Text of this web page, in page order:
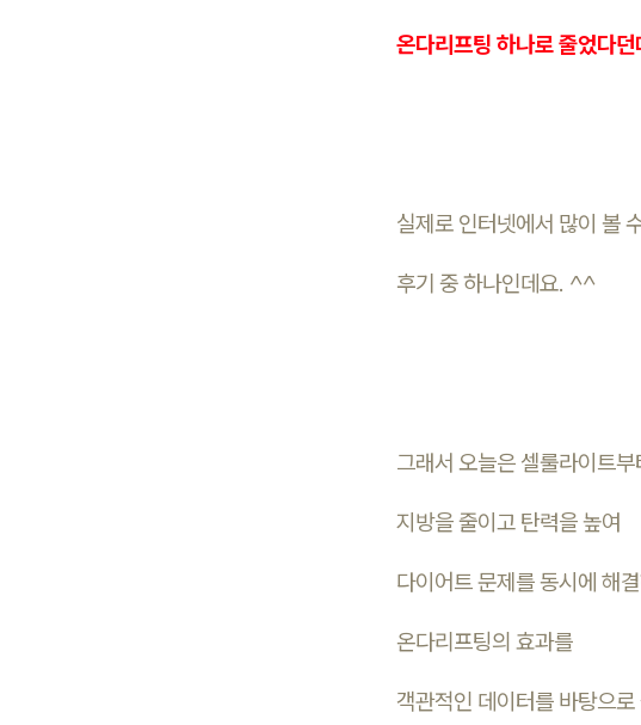
온다리프팅 하나로 줄었다
실제로 인터넷에서 많이 볼
후기 중 하나인데요. ^^
그래서 오늘은 셀룰라이트부
지방을 줄이고 탄력을 높여
다이어트 문제를 동시에 해
온다리프팅의 효과를
객관적인 데이터를 바탕으